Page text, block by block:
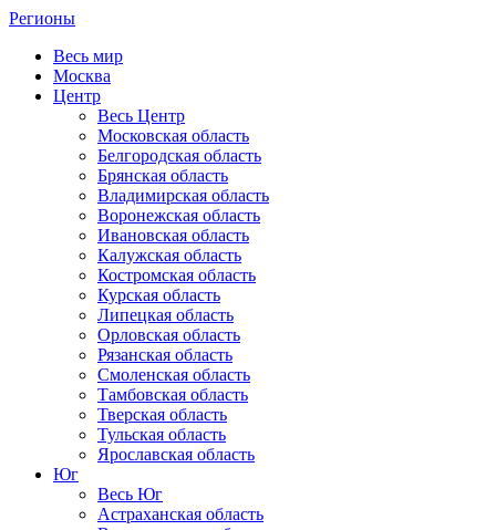
Регионы
Весь мир
Москва
Центр
Весь Центр
Московская область
Белгородская область
Брянская область
Владимирская область
Воронежская область
Ивановская область
Калужская область
Костромская область
Курская область
Липецкая область
Орловская область
Рязанская область
Смоленская область
Тамбовская область
Тверская область
Тульская область
Ярославская область
Юг
Весь Юг
Астраханская область